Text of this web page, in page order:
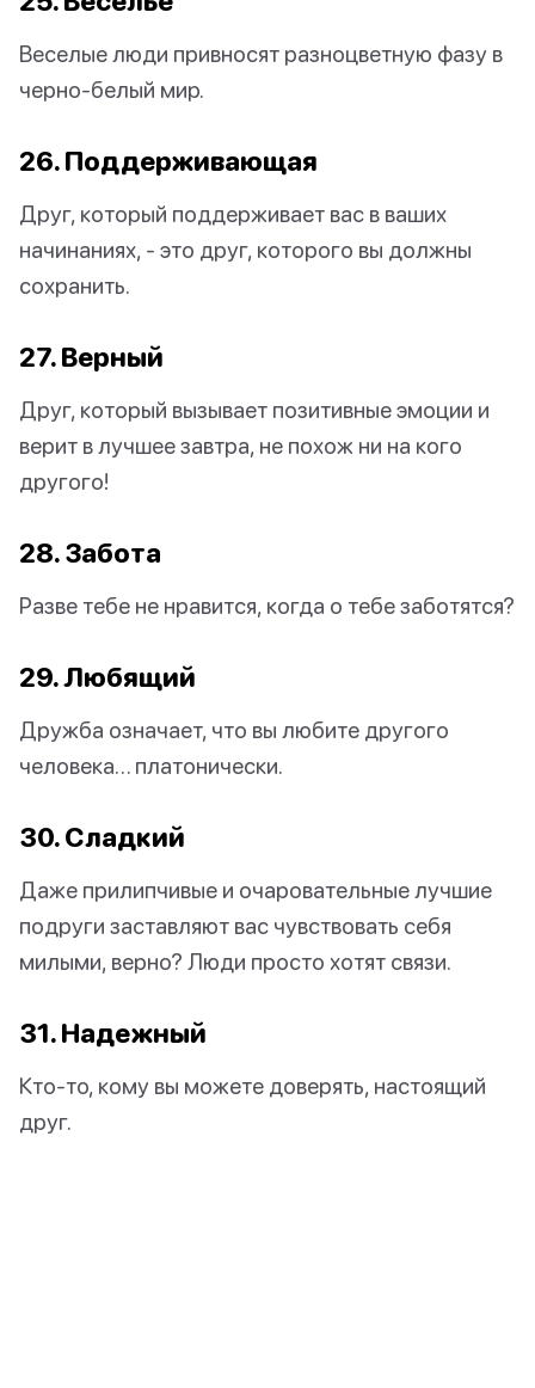
Веселые люди привносят разноцветную фазу в
черно-белый мир.
26. Поддерживающая
Друг, который поддерживает вас в ваших
начинаниях, - это друг, которого вы должны
сохранить.
27. Верный
Друг, который вызывает позитивные эмоции и
верит в лучшее завтра, не похож ни на кого
другого!
28. Забота
Разве тебе не нравится, когда о тебе заботятся?
29. Любящий
Дружба означает, что вы любите другого
человека… платонически.
30. Сладкий
Даже прилипчивые и очаровательные лучшие
подруги заставляют вас чувствовать себя
милыми, верно? Люди просто хотят связи.
31. Надежный
Кто-то, кому вы можете доверять, настоящий
друг.